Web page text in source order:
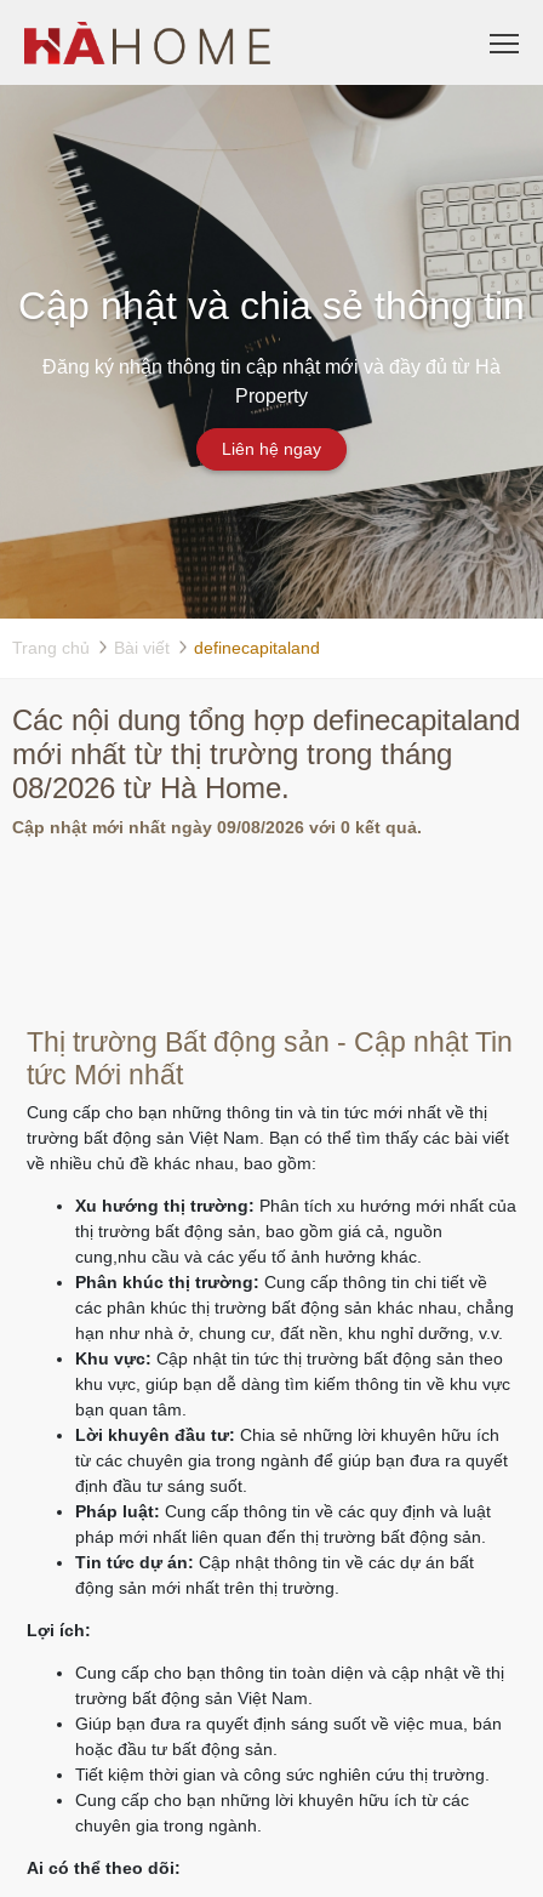
Cập nhật và chia sẻ thông tin
Đăng ký nhận thông tin cập nhật mới và đầy đủ từ Hà
Property
Liên hệ ngay
Trang chủ Bài viết definecapitaland
Các nội dung tổng hợp definecapitaland
mới nhất từ thị trường trong tháng
08/2026 từ Hà Home.
Cập nhật mới nhất ngày 09/08/2026 với 0 kết quả.
Thị trường Bất động sản - Cập nhật Tin
tức Mới nhất
Cung cấp cho bạn những thông tin và tin tức mới nhất về thị
trường bất động sản Việt Nam. Bạn có thể tìm thấy các bài viết
về nhiều chủ đề khác nhau, bao gồm:
Xu hướng thị trường: Phân tích xu hướng mới nhất của
thị trường bất động sản, bao gồm giá cả, nguồn
cung,nhu cầu và các yếu tố ảnh hưởng khác.
Phân khúc thị trường: Cung cấp thông tin chi tiết về
các phân khúc thị trường bất động sản khác nhau, chẳng
hạn như nhà ở, chung cư, đất nền, khu nghỉ dưỡng, v.v.
Khu vực: Cập nhật tin tức thị trường bất động sản theo
khu vực, giúp bạn dễ dàng tìm kiếm thông tin về khu vực
bạn quan tâm.
Lời khuyên đầu tư: Chia sẻ những lời khuyên hữu ích
từ các chuyên gia trong ngành để giúp bạn đưa ra quyết
định đầu tư sáng suốt.
Pháp luật: Cung cấp thông tin về các quy định và luật
pháp mới nhất liên quan đến thị trường bất động sản.
Tin tức dự án: Cập nhật thông tin về các dự án bất
động sản mới nhất trên thị trường.
Lợi ích:
Cung cấp cho bạn thông tin toàn diện và cập nhật về thị
trường bất động sản Việt Nam.
Giúp bạn đưa ra quyết định sáng suốt về việc mua, bán
hoặc đầu tư bất động sản.
Tiết kiệm thời gian và công sức nghiên cứu thị trường.
Cung cấp cho bạn những lời khuyên hữu ích từ các
chuyên gia trong ngành.
Ai có thể theo dõi: